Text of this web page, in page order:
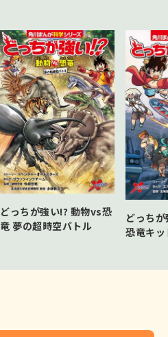
どっちが強い!? 動物vs恐
竜 夢の超時空バトル
どっち
恐竜キ